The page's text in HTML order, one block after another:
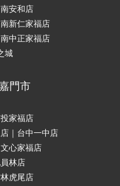
安和店
新仁家福店
中正家福店
城
門市
家福店
｜台中一中店
心家福店
林店
虎尾店